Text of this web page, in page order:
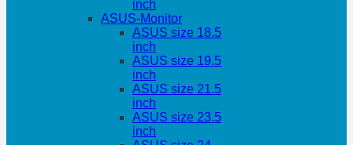
inch
ASUS-Monitor
ASUS size 18.5
inch
ASUS size 19.5
inch
ASUS size 21.5
inch
ASUS size 23.5
inch